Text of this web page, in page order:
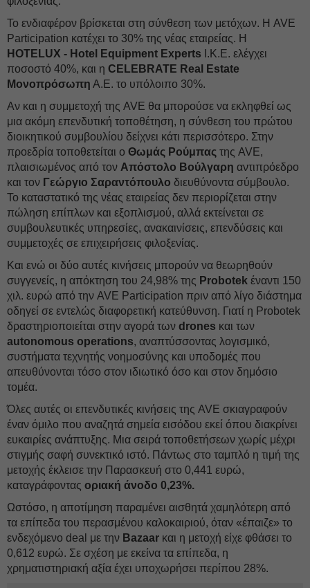
Το ενδιαφέρον βρίσκεται στη σύνθεση των μετόχων. Η AVE
Participation κατέχει το 30% της νέας εταιρείας. Η
HOTELUX - Hotel Equipment Experts Ι.Κ.Ε. ελέγχει
ποσοστό 40%, και η CELEBRATE Real Estate
Μονοπρόσωπη Α.Ε. το υπόλοιπο 30%.
Αν και η συμμετοχή της AVE θα μπορούσε να εκληφθεί ως
μια ακόμη επενδυτική τοποθέτηση, η σύνθεση του πρώτου
διοικητικού συμβουλίου δείχνει κάτι περισσότερο. Στην
προεδρία τοποθετείται ο Θωμάς Ρούμπας της AVE,
πλαισιωμένος από τον Απόστολο Βούλγαρη αντιπρόεδρο
και τον Γεώργιο Σαραντόπουλο διευθύνοντα σύμβουλο.
Το καταστατικό της νέας εταιρείας δεν περιορίζεται στην
πώληση επίπλων και εξοπλισμού, αλλά εκτείνεται σε
συμβουλευτικές υπηρεσίες, ανακαινίσεις, επενδύσεις και
συμμετοχές σε επιχειρήσεις φιλοξενίας.
Και ενώ οι δύο αυτές κινήσεις μπορούν να θεωρηθούν
συγγενείς, η απόκτηση του 24,98% της Probotek έναντι 150
χιλ. ευρώ από την AVE Participation πριν από λίγο διάστημα
οδηγεί σε εντελώς διαφορετική κατεύθυνση. Γιατί η Probotek
δραστηριοποιείται στην αγορά των drones και των
autonomous operations, αναπτύσσοντας λογισμικό,
συστήματα τεχνητής νοημοσύνης και υποδομές που
απευθύνονται τόσο στον ιδιωτικό όσο και στον δημόσιο
τομέα.
Όλες αυτές οι επενδυτικές κινήσεις της AVE σκιαγραφούν
έναν όμιλο που αναζητά σημεία εισόδου εκεί όπου διακρίνει
ευκαιρίες ανάπτυξης. Μια σειρά τοποθετήσεων χωρίς μέχρι
στιγμής σαφή συνεκτικό ιστό. Πάντως στο ταμπλό η τιμή της
μετοχής έκλεισε την Παρασκευή στο 0,441 ευρώ,
καταγράφοντας οριακή άνοδο 0,23%.
Ωστόσο, η αποτίμηση παραμένει αισθητά χαμηλότερη από
τα επίπεδα του περασμένου καλοκαιριού, όταν «έπαιζε» το
ενδεχόμενο deal με την Bazaar και η μετοχή είχε φθάσει το
0,612 ευρώ. Σε σχέση με εκείνα τα επίπεδα, η
χρηματιστηριακή αξία έχει υποχωρήσει περίπου 28%.